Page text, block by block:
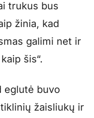
trukus bus
žinia, kad
galimi net ir
šis“.
eglutė buvo
žaisliukų ir